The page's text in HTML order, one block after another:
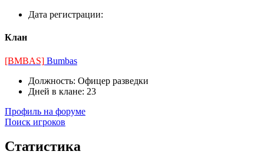
Дата регистрации:
Клан
[BMBAS] Bumbas
Должность: Офицер разведки
Дней в клане: 23
Профиль на форуме
Поиск игроков
Статистика